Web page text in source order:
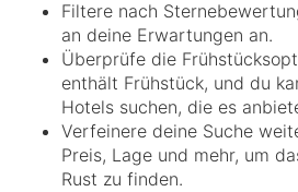
Filtere nach
an deine Erwartungen an.
Überprüfe die
enthält Frühstück, und du
Hotels suchen, die es
Verfeinere deine Suche
Preis, Lage und mehr, um
Rust zu finden.